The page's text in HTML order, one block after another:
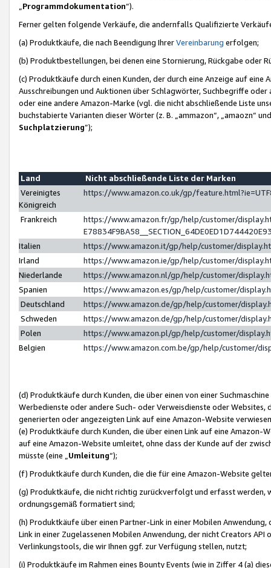
Programmdokumentation“).
Ferner gelten folgende Verkäufe, die andernfalls Qualifizierte
(a) Produktkäufe, die nach Beendigung IhrerVereinbarung erfolgen;
(b) Produktbestellungen, bei denen eine Stornierung, Rückgabe oder
(c) Produktkäufe durch einen Kunden, der durch eine Anzeige auf
Ausschreibungen und Auktionen über Schlagwörter, Suchbegriffe
oder eine andere Amazon-Marke (vgl. die nicht abschließende Liste
buchstabierte Varianten dieser Wörter (z. B. „ammazon“, „amaozn“
Suchplatzierung”);
Land
Nicht abschließende Liste der Marken
Vereinigtes
Königreich
https://www.amazon.co.uk/gp/
Frankreich
https://www.amazon.fr/gp/help/customer/
Italien
https://www.amazon.it/gp/help/customer/
Irland
https://www.amazon.ie/gp/help/customer/
Niederlande
https://www.amazon.nl/gp/help/customer/
Spanien
https://www.amazon.es/gp/help/customer/
Deutschland
https://www.amazon.de/gp/help/customer/
Schweden
https://www.amazon.de/gp/help/customer/
Polen
https://www.amazon.pl/gp/help/customer/
Belgien
https://www.amazon.com.be/gp/help/customer/
(d) Produktkäufe durch Kunden, die über einen von einer
Werbedienste oder andere Such- oder Verweisdienste oder Websites,
generierten oder angezeigten Link auf eine Amazon-Website
(e) Produktkäufe durch Kunden, die über einen Link auf eine
auf eine Amazon-Website umleitet, ohne dass der Kunde auf der
müsste (eine „ Umleitung“);
(f) Produktkäufe durch Kunden, die die für eine Amazon-Website
(g) Produktkäufe, die nicht richtig zurückverfolgt und erfasst werden,
ordnungsgemäß formatiert sind;
(h) Produktkäufe über einen Partner-Link in einer Mobilen
Link in einer Zugelassenen Mobilen Anwendung, der nicht Creators
Verlinkungstools, die wir Ihnen ggf. zur Verfügung stellen, nutzt;
(i) Produktkäufe im Rahmen eines Bounty Events (wie in Ziffer 4 (a)